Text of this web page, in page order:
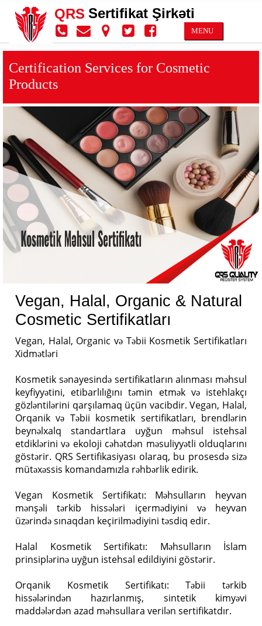
QRS Sertifikat Şirkəti
MENU
Certification Services for Cosmetic
Products
Vegan, Halal, Organic & Natural
Cosmetic Sertifikatları
Vegan, Halal, Organic və Təbii Kosmetik Sertifikatları
Xidmətləri
Kosmetik sənayesində sertifikatların alınması məhsul
keyfiyyətini, etibarlılığını təmin etmək və istehlakçı
gözləntilərini qarşılamaq üçün vacibdir. Vegan, Halal,
Orqanik və Təbii kosmetik sertifikatları, brendlərin
beynəlxalq standartlara uyğun məhsul istehsal
etdiklərini və ekoloji cəhətdən məsuliyyətli olduqlarını
göstərir. QRS Sertifikasiyası olaraq, bu prosesdə sizə
mütəxəssis komandamızla rəhbərlik edirik.
Vegan Kosmetik Sertifikatı: Məhsulların heyvan
mənşəli tərkib hissələri içermədiyini və heyvan
üzərində sınaqdan keçirilmədiyini təsdiq edir.
Halal Kosmetik Sertifikatı: Məhsulların İslam
prinsiplərinə uyğun istehsal edildiyini göstərir.
Orqanik Kosmetik Sertifikatı: Təbii tərkib
hissələrindən hazırlanmış, sintetik kimyəvi
maddələrdən azad məhsullara verilən sertifikatdır.